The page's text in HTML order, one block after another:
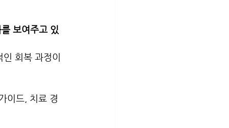
보여주고 있
회복 과정이
이드, 치료 경